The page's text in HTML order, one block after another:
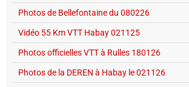
Photos de Bellefontaine du 080226
Vidéo 55 Km VTT Habay 021125
Photos officielles VTT à Rulles 180126
Photos de la DEREN à Habay le 021126